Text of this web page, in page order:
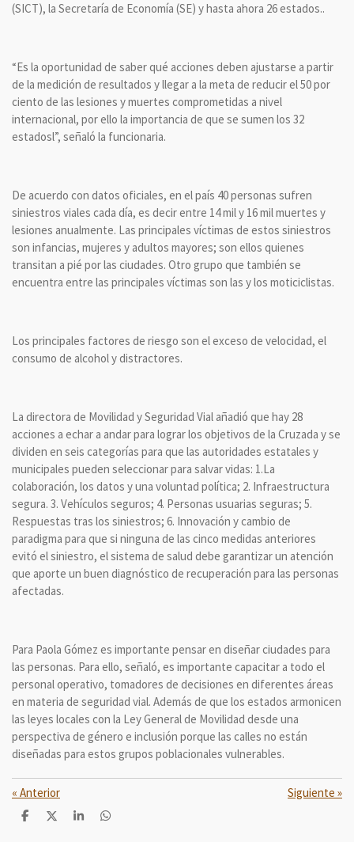
(SICT), la Secretaría de Economía (SE) y hasta ahora 26 estados..
“Es la oportunidad de saber qué acciones deben ajustarse a partir
de la medición de resultados y llegar a la meta de reducir el 50 por
ciento de las lesiones y muertes comprometidas a nivel
internacional, por ello la importancia de que se sumen los 32
estadosl”, señaló la funcionaria.
De acuerdo con datos oficiales, en el país 40 personas sufren
siniestros viales cada día, es decir entre 14 mil y 16 mil muertes y
lesiones anualmente. Las principales víctimas de estos siniestros
son infancias, mujeres y adultos mayores; son ellos quienes
transitan a pié por las ciudades. Otro grupo que también se
encuentra entre las principales víctimas son las y los moticiclistas.
Los principales factores de riesgo son el exceso de velocidad, el
consumo de alcohol y distractores.
La directora de Movilidad y Seguridad Vial añadió que hay 28
acciones a echar a andar para lograr los objetivos de la Cruzada y se
dividen en seis categorías para que las autoridades estatales y
municipales pueden seleccionar para salvar vidas: 1.La
colaboración, los datos y una voluntad política; 2. Infraestructura
segura. 3. Vehículos seguros; 4. Personas usuarias seguras; 5.
Respuestas tras los siniestros; 6. Innovación y cambio de
paradigma para que si ninguna de las cinco medidas anteriores
evitó el siniestro, el sistema de salud debe garantizar un atención
que aporte un buen diagnóstico de recuperación para las personas
afectadas.
Para Paola Gómez es importante pensar en diseñar ciudades para
las personas. Para ello, señaló, es importante capacitar a todo el
personal operativo, tomadores de decisiones en diferentes áreas
en materia de seguridad vial. Además de que los estados armonicen
las leyes locales con la Ley General de Movilidad desde una
perspectiva de género e inclusión porque las calles no están
diseñadas para estos grupos poblacionales vulnerables.
« Anterior Siguiente »
C
C
C
C